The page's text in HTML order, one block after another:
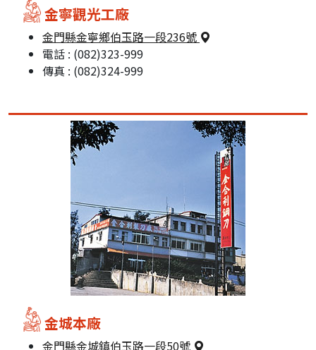
金寧觀光工廠
金門縣金寧鄉伯玉路一段236號
電話 : (082)323-999
傳真 : (082)324-999
金城本廠
金門縣金城鎮伯玉路一段50號